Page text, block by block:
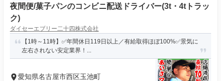
夜間便/菓子パンのコンビニ配送ドライバー(3t・4tトラッ
ク)
ダイセーエブリー二十四株式会社
【1時～11時】✅年間休日119日以上／有給取得ほぼ100%✅景気に
左右されない安定業界！...
愛知県名古屋市西区玉池町